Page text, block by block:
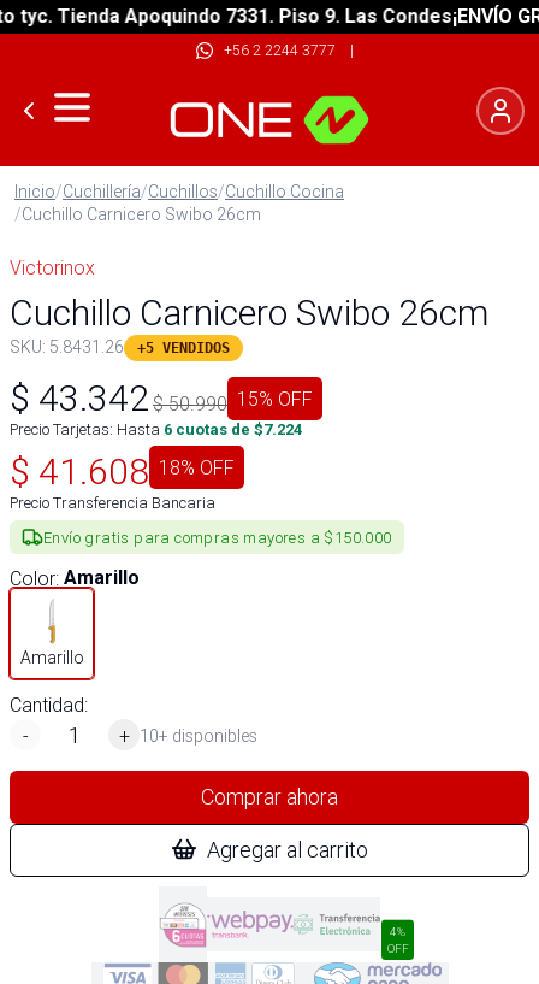
Tienda Apoquindo 7331. Piso 9. Las Condes¡ENVÍO
+56 2 2244 3777 |
Inicio/Cuchillería/Cuchillos/Cuchillo Cocina
/Cuchillo Carnicero Swibo 26cm
Victorinox
Cuchillo Carnicero Swibo 26cm
SKU: 5.8431.26 +5 VENDIDOS
$ 43.342 $50.990 15% OFF
Precio Tarjetas: Hasta 6 cuotas de $7.224
$ 41.608 18% OFF
Precio Transferencia Bancaria
Envío gratis para compras mayores a $150.000
Color: Amarillo
Amarillo
Cantidad:
-
+ 10+ disponibles
Comprar ahora
Agregar al carrito
4%
OFF